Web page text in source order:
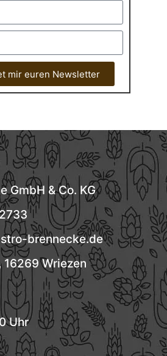
mir euren Newsletter
GmbH & Co. KG
brennecke.de
16269 Wriezen
Uhr